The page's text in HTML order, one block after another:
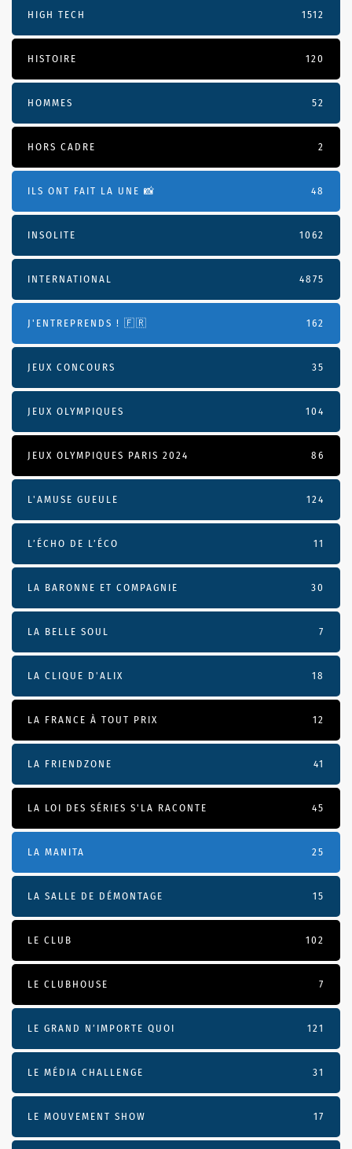
HIGH TECH 1512
HISTOIRE 120
HOMMES 52
HORS CADRE 2
ILS ONT FAIT LA UNE 📸 48
INSOLITE 1062
INTERNATIONAL 4875
J'ENTREPRENDS ! 🇫🇷 162
JEUX CONCOURS 35
JEUX OLYMPIQUES 104
JEUX OLYMPIQUES PARIS 2024 86
L'AMUSE GUEULE 124
L’ÉCHO DE L’ÉCO 11
LA BARONNE ET COMPAGNIE 30
LA BELLE SOUL 7
LA CLIQUE D'ALIX 18
LA FRANCE À TOUT PRIX 12
LA FRIENDZONE 41
LA LOI DES SÉRIES S'LA RACONTE 45
LA MANITA 25
LA SALLE DE DÉMONTAGE 15
LE CLUB 102
LE CLUBHOUSE 7
LE GRAND N’IMPORTE QUOI 121
LE MÉDIA CHALLENGE 31
LE MOUVEMENT SHOW 17